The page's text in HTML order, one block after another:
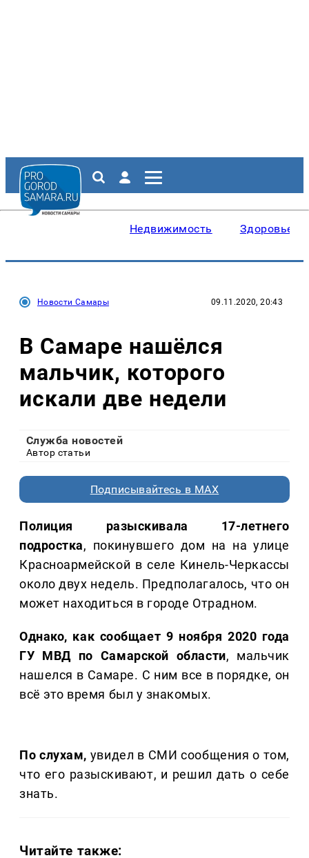
Недвижимость Здоровье
Новости Самары 09.11.2020, 20:43
В Самаре нашёлся
мальчик, которого
искали две недели
Служба новостей
Автор статьи
Подписывайтесь в MAX
Полиция разыскивала 17-летнего
подростка, покинувшего дом на на улице
Красноармейской в селе Кинель-Черкассы
около двух недель. Предполагалось, что он
может находиться в городе Отрадном.
Однако, как сообщает 9 ноября 2020 года
ГУ МВД по Самарской области, мальчик
нашелся в Самаре. С ним все в порядке, он
всё это время был у знакомых.
По слухам, увидел в СМИ сообщения о том,
что его разыскивают, и решил дать о себе
знать.
Читайте также: